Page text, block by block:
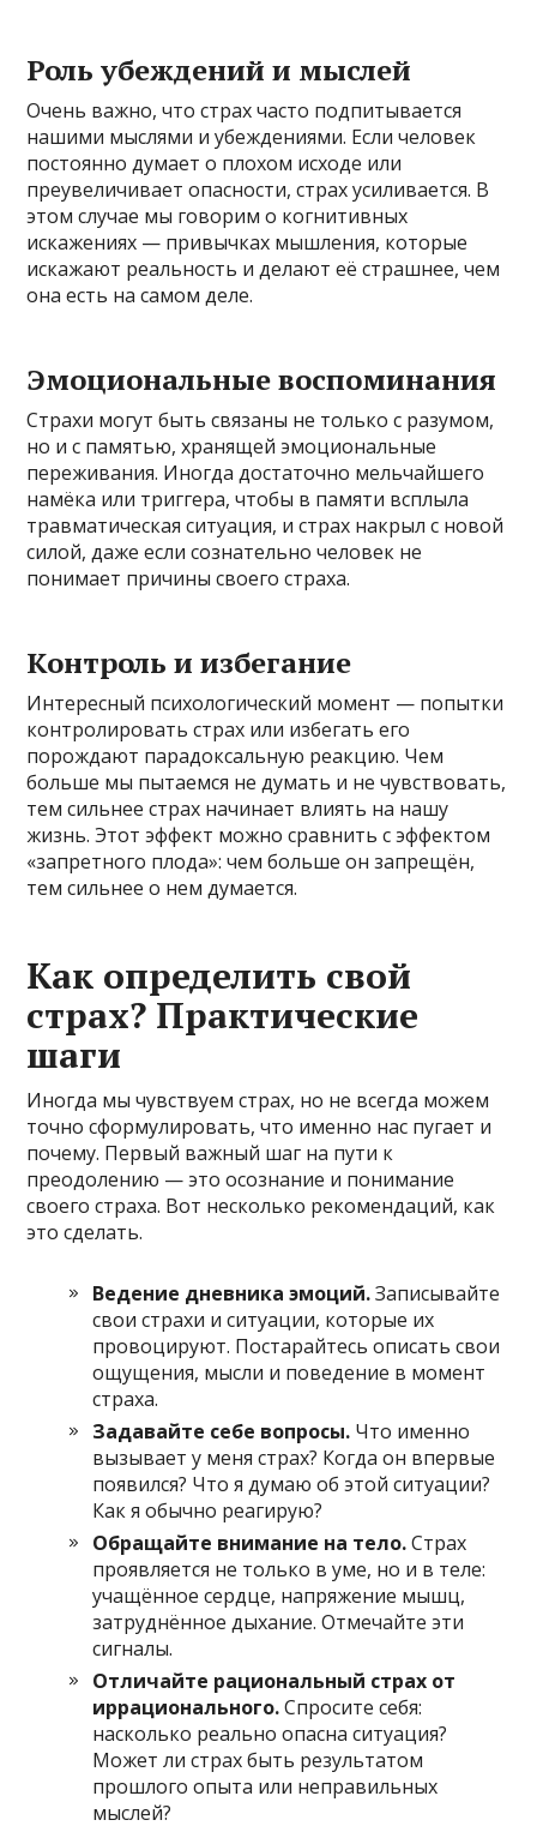
Роль убеждений и мыслей
Очень важно, что страх часто подпитывается
нашими мыслями и убеждениями. Если человек
постоянно думает о плохом исходе или
преувеличивает опасности, страх усиливается. В
этом случае мы говорим о когнитивных
искажениях — привычках мышления, которые
искажают реальность и делают её страшнее, чем
она есть на самом деле.
Эмоциональные воспоминания
Страхи могут быть связаны не только с разумом,
но и с памятью, хранящей эмоциональные
переживания. Иногда достаточно мельчайшего
намёка или триггера, чтобы в памяти всплыла
травматическая ситуация, и страх накрыл с новой
силой, даже если сознательно человек не
понимает причины своего страха.
Контроль и избегание
Интересный психологический момент — попытки
контролировать страх или избегать его
порождают парадоксальную реакцию. Чем
больше мы пытаемся не думать и не чувствовать,
тем сильнее страх начинает влиять на нашу
жизнь. Этот эффект можно сравнить с эффектом
«запретного плода»: чем больше он запрещён,
тем сильнее о нем думается.
Как определить свой
страх? Практические
шаги
Иногда мы чувствуем страх, но не всегда можем
точно сформулировать, что именно нас пугает и
почему. Первый важный шаг на пути к
преодолению — это осознание и понимание
своего страха. Вот несколько рекомендаций, как
это сделать.
Ведение дневника эмоций.Записывайте
свои страхи и ситуации, которые их
провоцируют. Постарайтесь описать свои
ощущения, мысли и поведение в момент
страха.
Задавайте себе вопросы. Что именно
вызывает у меня страх? Когда он впервые
появился? Что я думаю об этой ситуации?
Как я обычно реагирую?
Обращайте внимание на тело.Страх
проявляется не только в уме, но и в теле:
учащённое сердце, напряжение мышц,
затруднённое дыхание. Отмечайте эти
сигналы.
Отличайте рациональный страх от
иррационального.Спросите себя:
насколько реально опасна ситуация?
Может ли страх быть результатом
прошлого опыта или неправильных
мыслей?